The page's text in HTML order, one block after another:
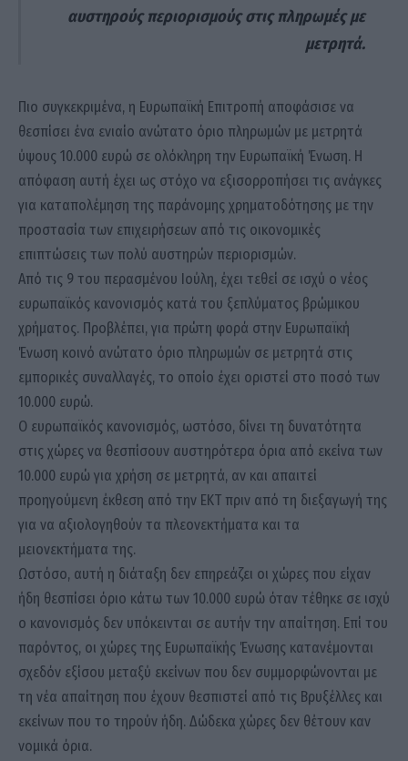
αυστηρούς περιορισμούς στις πληρωμές με
μετρητά.
Πιο συγκεκριμένα, η Ευρωπαϊκή Επιτροπή αποφάσισε να
θεσπίσει ένα ενιαίο ανώτατο όριο πληρωμών με μετρητά
ύψους 10.000 ευρώ σε ολόκληρη την Ευρωπαϊκή Ένωση. Η
απόφαση αυτή έχει ως στόχο να εξισορροπήσει τις ανάγκες
για καταπολέμηση της παράνομης χρηματοδότησης με την
προστασία των επιχειρήσεων από τις οικονομικές
επιπτώσεις των πολύ αυστηρών περιορισμών.
Από τις 9 του περασμένου Ιούλη, έχει τεθεί σε ισχύ ο νέος
ευρωπαϊκός κανονισμός κατά του ξεπλύματος βρώμικου
χρήματος. Προβλέπει, για πρώτη φορά στην Ευρωπαϊκή
Ένωση κοινό ανώτατο όριο πληρωμών σε μετρητά στις
εμπορικές συναλλαγές, το οποίο έχει οριστεί στο ποσό των
10.000 ευρώ.
Ο ευρωπαϊκός κανονισμός, ωστόσο, δίνει τη δυνατότητα
στις χώρες να θεσπίσουν αυστηρότερα όρια από εκείνα των
10.000 ευρώ για χρήση σε μετρητά, αν και απαιτεί
προηγούμενη έκθεση από την ΕΚΤ πριν από τη διεξαγωγή της
για να αξιολογηθούν τα πλεονεκτήματα και τα
μειονεκτήματα της.
Ωστόσο, αυτή η διάταξη δεν επηρεάζει οι χώρες που είχαν
ήδη θεσπίσει όριο κάτω των 10.000 ευρώ όταν τέθηκε σε ισχύ
ο κανονισμός δεν υπόκεινται σε αυτήν την απαίτηση. Επί του
παρόντος, οι χώρες της Ευρωπαϊκής Ένωσης κατανέμονται
σχεδόν εξίσου μεταξύ εκείνων που δεν συμμορφώνονται με
τη νέα απαίτηση που έχουν θεσπιστεί από τις Βρυξέλλες και
εκείνων που το τηρούν ήδη. Δώδεκα χώρες δεν θέτουν καν
νομικά όρια.